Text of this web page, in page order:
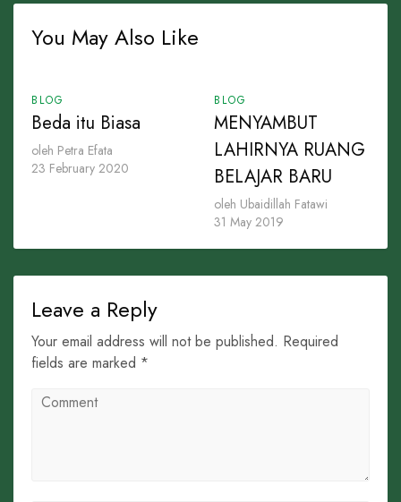
You May Also Like
BLOG
Beda itu Biasa
oleh Petra Efata
23 February 2020
BLOG
MENYAMBUT
LAHIRNYA RUANG
BELAJAR BARU
oleh Ubaidillah Fatawi
31 May 2019
Leave a Reply
Your email address will not be published. Required
fields are marked *